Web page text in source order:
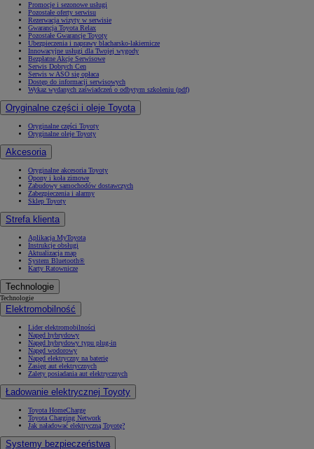
Promocje i sezonowe usługi
Pozostałe oferty serwisu
Rezerwacja wizyty w serwisie
Gwarancja Toyota Relax
Pozostałe Gwarancje Toyoty
Ubezpieczenia i naprawy blacharsko-lakiernicze
Innowacyjne usługi dla Twojej wygody
Bezpłatne Akcje Serwisowe
Serwis Dobrych Cen
Serwis w ASO się opłaca
Dostęp do informacji serwisowych
Wykaz wydanych zaświadczeń o odbytym szkoleniu (pdf)
Oryginalne części i oleje Toyota
Oryginalne części Toyoty
Oryginalne oleje Toyoty
Akcesoria
Oryginalne akcesoria Toyoty
Opony i koła zimowe
Zabudowy samochodów dostawczych
Zabezpieczenia i alarmy
Sklep Toyoty
Strefa klienta
Aplikacja MyToyota
Instrukcje obsługi
Aktualizacja map
System Bluetooth®
Karty Ratownicze
Technologie
Technologie
Elektromobilność
Lider elektromobilności
Napęd hybrydowy
Napęd hybrydowy typu plug-in
Napęd wodorowy
Napęd elektryczny na baterię
Zasięg aut elektrycznych
Zalety posiadania aut elektrycznych
Ładowanie elektrycznej Toyoty
Toyota HomeCharge
Toyota Charging Network
Jak naładować elektryczną Toyotę?
Systemy bezpieczeństwa